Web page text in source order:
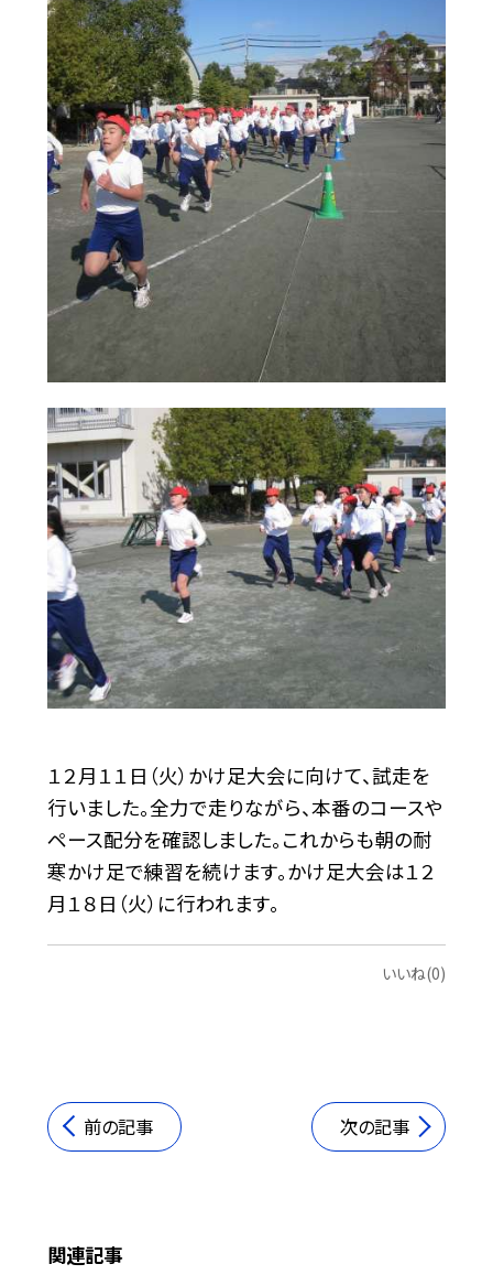
１２月１１日（火）かけ足大会に向けて、試走を
行いました。全力で走りながら、本番のコースや
ペース配分を確認しました。これからも朝の耐
寒かけ足で練習を続けます。かけ足大会は１２
月１８日（火）に行われます。
いいね(0)
前の記事 次の記事
関連記事